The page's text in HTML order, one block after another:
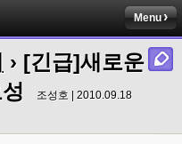
Menu
› [긴급]새로운
조성호 | 2010.09.18